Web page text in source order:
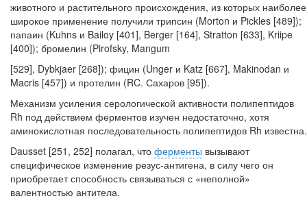
животного и растительного происхождения, из которых наиболее
широкое при­менение получили трипсин (Morton и Pickles [489]);
папаин (Kuhns и Bailoy [401], Berger [164], Stratton [633], Kriipe
[400]); бромелин (Pirofsky, Mangum
[529], Dybkjaer [268]); фицин (Unger и Katz [667], Makinodan и
Macris [457]) и протелин (RC. Сахаров [95]).
Механизм усиления серологической активности полипептидов
Rh под дей­ствием ферментов изучен недостаточно, хотя
аминокислотная последователь­ность полипептидов Rh известна.
Dausset [251, 252] полагал, что ферменты вызывают
специфическое измене­ние резус-антигена, в силу чего он
приобретает способность связываться с «не­полной»
валентностью антитела.